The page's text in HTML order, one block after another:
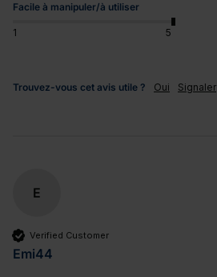
Facile à manipuler/à utiliser
1 5
Trouvez-vous cet avis utile ? Oui Signaler
E
Verified Customer
Emi44